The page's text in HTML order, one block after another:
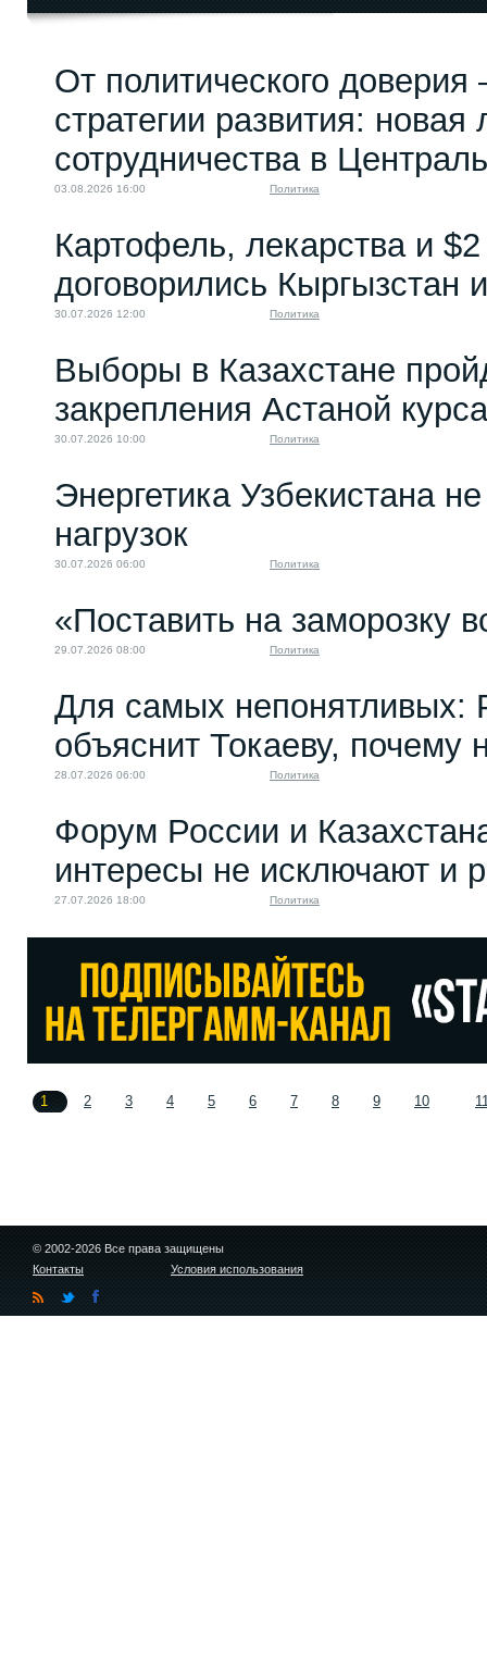
От политического
стратегии развития: новая
сотрудничества в
03.08.2026 16:00 Политика
Картофель, лекарства и
договорились Кыргызстан
30.07.2026 12:00 Политика
Выборы в Казахстане
закрепления Астаной
30.07.2026 10:00 Политика
Энергетика Узбекистана
нагрузок
30.07.2026 06:00 Политика
«Поставить на заморозку
29.07.2026 08:00 Политика
Для самых непонятливых:
объяснит Токаеву,
28.07.2026 06:00 Политика
Форум России и
интересы не исключают и
27.07.2026 18:00 Политика
1 2 3 4 5 6 7 8 9 10
© 2002-2026 Все права защищены
Контакты
Условия использования